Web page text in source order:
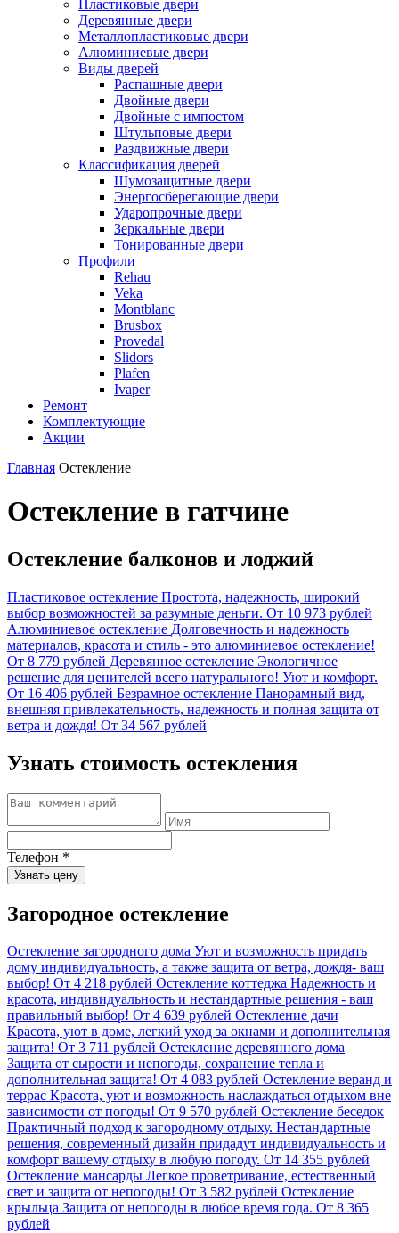
Пластиковые двери
Деревянные двери
Металлопластиковые двери
Алюминиевые двери
Виды дверей
Распашные двери
Двойные двери
Двойные с импостом
Штульповые двери
Раздвижные двери
Классификация дверей
Шумозащитные двери
Энергосберегающие двери
Ударопрочные двери
Зеркальные двери
Тонированные двери
Профили
Rehau
Veka
Montblanc
Brusbox
Provedal
Slidors
Plafen
Ivaper
Ремонт
Комплектующие
Акции
Главная Остекление
Остекление в гатчине
Остекление балконов и лоджий
Пластиковое остекление Простота, надежность, широкий
выбор возможностей за разумные деньги. От 10 973 рублей
Алюминиевое остекление Долговечность и надежность
материалов, красота и стиль - это алюминиевое остекление!
От 8 779 рублей Деревянное остекление Экологичное
решение для ценителей всего натурального! Уют и комфорт.
От 16 406 рублей Безрамное остекление Панорамный вид,
внешняя привлекательность, надежность и полная защита от
ветра и дождя! От 34 567 рублей
Узнать стоимость остекления
Телефон *
Узнать цену
Загородное остекление
Остекление загородного дома Уют и возможность придать
дому индивидуальность, а также защита от ветра, дождя- ваш
выбор! От 4 218 рублей Остекление коттеджа Надежность и
красота, индивидуальность и нестандартные решения - ваш
правильный выбор! От 4 639 рублей Остекление дачи
Красота, уют в доме, легкий уход за окнами и дополнительная
защита! От 3 711 рублей Остекление деревянного дома
Защита от сырости и непогоды, сохранение тепла и
дополнительная защита! От 4 083 рублей Остекление веранд и
террас Красота, уют и возможность наслаждаться отдыхом вне
зависимости от погоды! От 9 570 рублей Остекление беседок
Практичный подход к загородному отдыху. Нестандартные
решения, современный дизайн придадут индивидуальность и
комфорт вашему отдыху в любую погоду. От 14 355 рублей
Остекление мансарды Легкое проветривание, естественный
свет и защита от непогоды! От 3 582 рублей Остекление
крыльца Защита от непогоды в любое время года. От 8 365
рублей